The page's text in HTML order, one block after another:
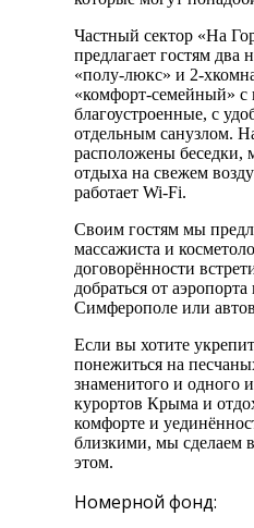
Частный сектор «На
предлагает гостям два
«полу-люкс» и 2-
«комфорт-семейный» с
благоустроенные, с
отдельным санузлом.
расположены беседки,
отдыха на свежем
работает Wi-Fi.
Своим гостям мы
массажиста и
договорённости
добраться от
Симферополе или
Если вы хотите
понежиться на
знаменитого и одного
курортов Крыма и
комфорте и
близкими, мы сделаем
этом.
Номерной фонд: